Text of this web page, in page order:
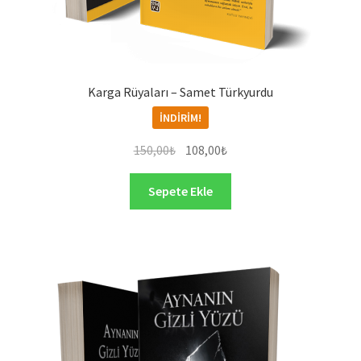
Karga Rüyaları – Samet Türkyurdu
İNDIRIM!
150,00₺ Orijinal
150,00₺.
108,00₺Şu
108,00₺.
Sepete Ekle